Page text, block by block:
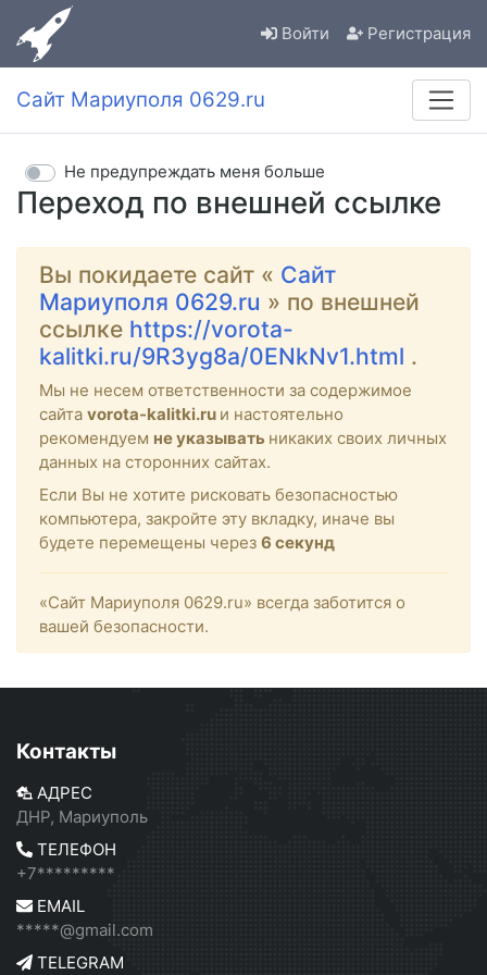
Войти Регистрация
Сайт Мариуполя 0629.ru
Переход по внешней ссылке
Не предупреждать меня больше
Вы покидаете сайт « Сайт
Мариуполя 0629.ru » по внешней
ссылке https://vorota-
kalitki.ru/9R3yg8a/0ENkNv1.html .
Мы не несем ответственности за содержимое
сайта vorota-kalitki.ru и настоятельно
рекомендуем не указывать никаких своих личных
данных на сторонних сайтах.
Если Вы не хотите рисковать безопасностью
компьютера, закройте эту вкладку, иначе вы
будете перемещены через 6 секунд
«Сайт Мариуполя 0629.ru» всегда заботится о
вашей безопасности.
Контакты
АДРЕС
ДНР, Мариуполь
ТЕЛЕФОН
+7*********
EMAIL
*****@gmail.com
TELEGRAM